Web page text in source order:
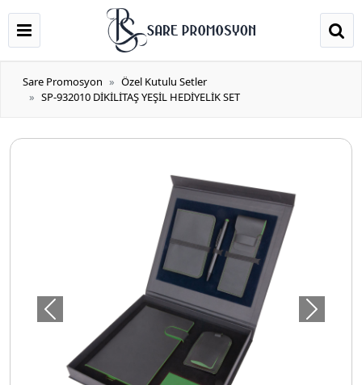
Sare Promosyon
Özel Kutulu Setler
SP-932010 DİKİLİTAŞ YEŞİL HEDİYELİK SET
Önceki Sonraki